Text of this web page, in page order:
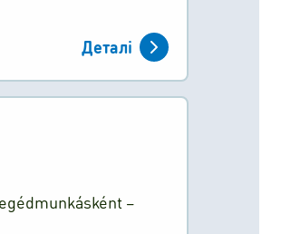
Деталі
–